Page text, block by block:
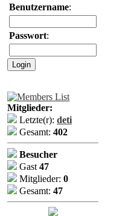
Benutzername:
Passwort:
Mitglieder:
Letzte(r): deti
Gesamt: 402
Besucher
Gast 47
Mitglieder: 0
Gesamt: 47